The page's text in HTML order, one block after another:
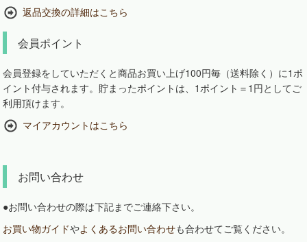
返品交換の詳細はこちら
会員ポイント
会員登録をしていただくと商品お買い上げ100円毎（送料除く）に1ポ
イント付与されます。貯まったポイントは、1ポイント＝1円としてご
利用頂けます。
マイアカウントはこちら
お問い合わせ
●お問い合わせの際は下記までご連絡下さい。
お買い物ガイドやよくあるお問い合わせも合わせてご覧ください。